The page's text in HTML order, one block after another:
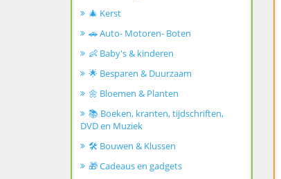
🎄 Kerst
🚗 Auto- Motoren- Boten
👶 Baby's & kinderen
🌟 Besparen & Duurzaam
🌼 Bloemen & Planten
📚 Boeken, kranten, tijdschriften,
DVD en Muziek
🛠️ Bouwen & Klussen
🎁 Cadeaus en gadgets